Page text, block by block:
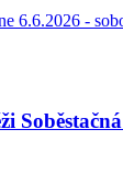
6.6.2026 -